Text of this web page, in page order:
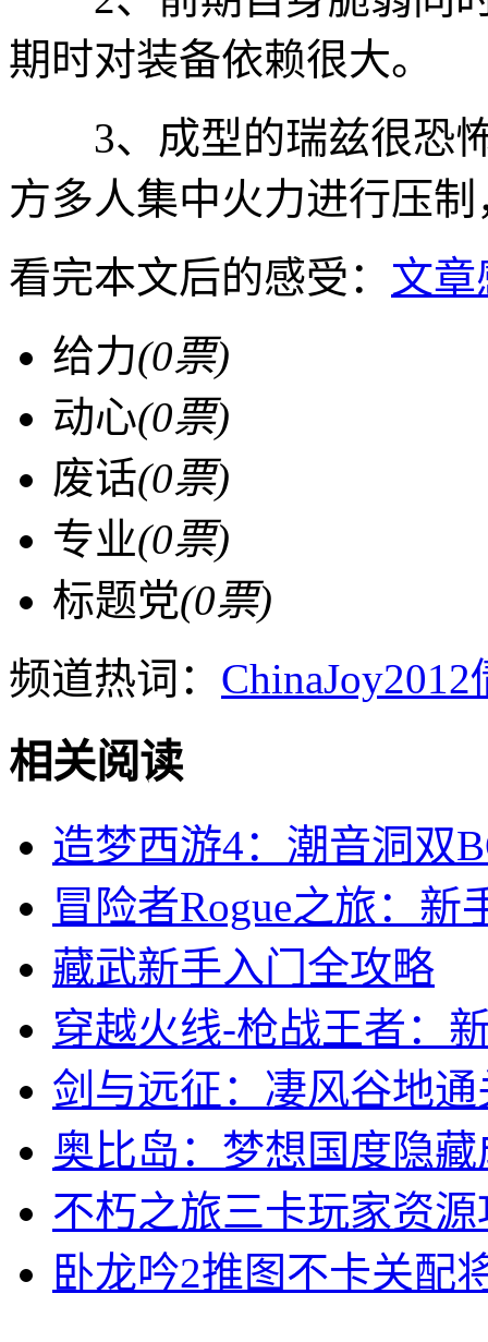
期时对装备依赖很大。
3、成型的瑞兹很恐怖
方多人集中火力进行压
看完本文后的感受： 文章
给力(0票)
动心(0票)
废话(0票)
专业(0票)
标题党(0票)
频道热词： ChinaJoy2012
相关阅读
造梦西游4：潮音洞双
冒险者Rogue之旅：新
藏武新手入门全攻略
穿越火线-枪战王者：
剑与远征：凄风谷地
奥比岛：梦想国度隐
不朽之旅三卡玩家资源
卧龙吟2推图不卡关配